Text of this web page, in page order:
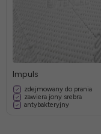
Impuls
zdejmowany do prania
zawiera jony srebra
antybakteryjny